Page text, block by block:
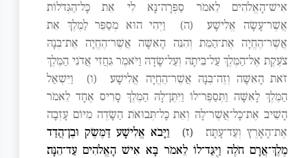
אִישׁ־הָאֱלֹהִים לֵאמֹר סַפְּרָה־נָּא לִי אֵת כָּל־הַגְּדֹלוֹת
אֲשֶׁר־עָשָׂה אֱלִישָׁע׃
(ה)
וַיְהִי הוּא מְסַפֵּר לַמֶּלֶךְ אֵת
אֲשֶׁר־הֶחֱיָה אֶת־הַמֵּת וְהִנֵּה הָאִשָּׁה אֲשֶׁר־הֶחֱיָה אֶת־בְּנָהּ
צֹעֶקֶת אֶל־הַמֶּלֶךְ עַל־בֵּיתָהּ וְעַל־שָׂדָהּ וַיֹּאמֶר גֵּחֲזִי אֲדֹנִי הַמֶּלֶךְ
זֹאת הָאִשָּׁה וְזֶה־בְּנָהּ אֲשֶׁר־הֶחֱיָה אֱלִישָׁע׃
(ו)
וַיִּשְׁאַל
הַמֶּלֶךְ לָאִשָּׁה וַתְּסַפֶּר־לוֹ וַיִּתֶּן־לָהּ הַמֶּלֶךְ סָרִיס אֶחָד לֵאמֹר
הָשֵׁיב אֶת־כָּל־אֲשֶׁר־לָהּ וְאֵת כָּל־תְּבוּאֹת הַשָּׂדֶה מִיּוֹם עָזְבָה
אֶת־הָאָרֶץ וְעַד־עָתָּה׃
(ז)
וַיָּבֹא אֱלִישָׁע דַּמֶּשֶׂק וּבֶן־הֲדַד
מֶלֶךְ־אֲרָם חֹלֶה וַיֻּגַּד־לוֹ לֵאמֹר בָּא אִישׁ הָאֱלֹהִים עַד־הֵנָּה׃